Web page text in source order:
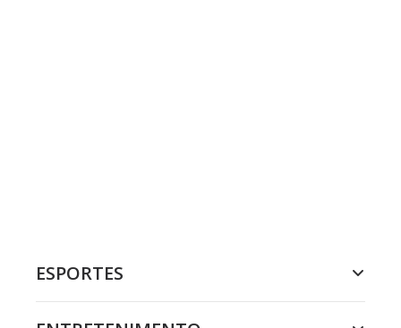
ESPORTES